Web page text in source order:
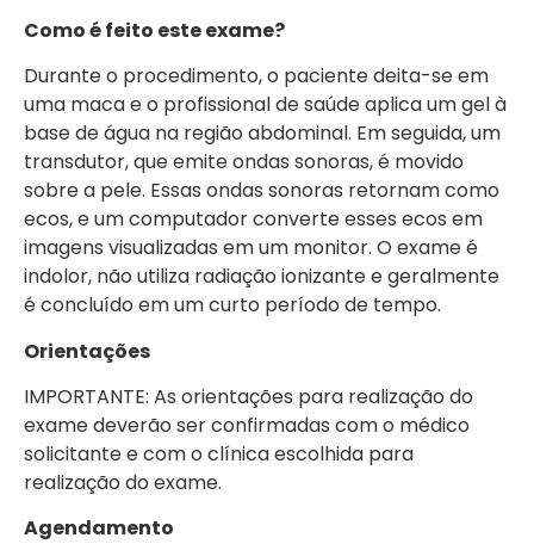
Como é feito este exame?
Durante o procedimento, o paciente deita-se em
uma maca e o profissional de saúde aplica um gel à
base de água na região abdominal. Em seguida, um
transdutor, que emite ondas sonoras, é movido
sobre a pele. Essas ondas sonoras retornam como
ecos, e um computador converte esses ecos em
imagens visualizadas em um monitor. O exame é
indolor, não utiliza radiação ionizante e geralmente
é concluído em um curto período de tempo.
Orientações
IMPORTANTE: As orientações para realização do
exame deverão ser confirmadas com o médico
solicitante e com o clínica escolhida para
realização do exame.
Agendamento